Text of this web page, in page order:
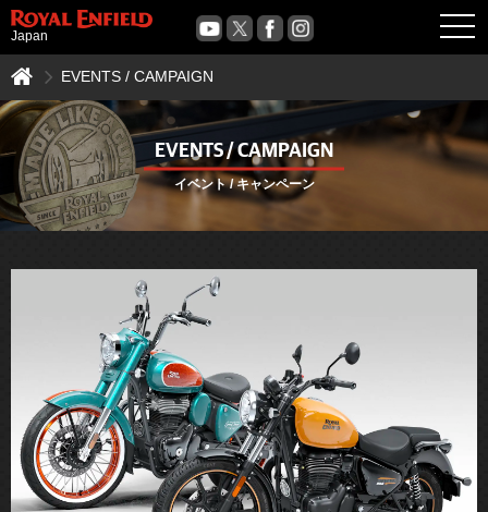
Japan
EVENTS / CAMPAIGN
EVENTS / CAMPAIGN
イベント / キャンペーン